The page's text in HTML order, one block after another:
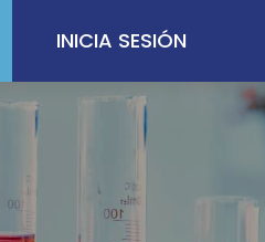
INICIA SESIÓN